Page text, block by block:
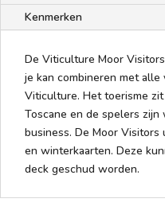
Kenmerken
De Viticulture Moor
je kan combineren met
Viticulture. Het toerisme
Toscane en de spelers
business. De Moor
en winterkaarten. Deze
deck geschud worden.